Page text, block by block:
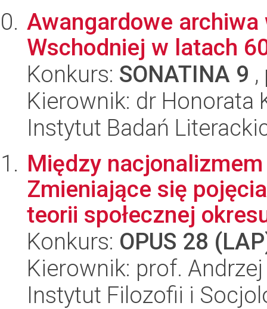
Awangardowe
Wschodniej w latach
Konkurs: SONATINA 9
Kierownik: dr Honorata
Instytut Badań
Między
Zmieniające się
teorii społecznej
Konkurs: OPUS 28
Kierownik: prof. Andrzej
Instytut Filozofii i